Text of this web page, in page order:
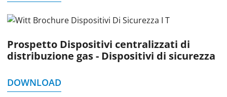
Prospetto Dispositivi centralizzati di
distribuzione gas - Dispositivi di sicurezza
DOWNLOAD